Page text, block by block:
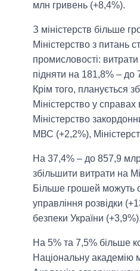
млн гривень (+8,4%).
З міністерств більше
Міністерство з питань
промисловості:
підняти на 181,8% – до
Крім того, планується
Міністерство у
Міністерство
МВС (+2,2%),
На 37,4% – до 857,9
збільшити витрати на
Більше грошей можуть
управління розвідки
безпеки України (+3,9%).
На 5% та 7,5% більше
Національну академію